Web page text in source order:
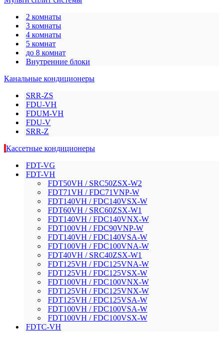
2 комнаты
3 комнаты
4 комнаты
5 комнат
до 8 комнат
Внутренние блоки
Канальные кондиционеры
SRR-ZS
FDU-VH
FDUM-VH
FDU-V
SRR-Z
Кассетные кондиционеры
FDT-VG
FDT-VH
FDT50VH / SRC50ZSX-W2
FDT71VH / FDC71VNP-W
FDT140VH / FDC140VSX-W
FDT60VH / SRC60ZSX-W1
FDT140VH / FDC140VNX-W
FDT100VH / FDC90VNP-W
FDT140VH / FDC140VSA-W
FDT100VH / FDC100VNA-W
FDT40VH / SRC40ZSX-W1
FDT125VH / FDC125VNA-W
FDT125VH / FDC125VSX-W
FDT100VH / FDC100VNX-W
FDT125VH / FDC125VNX-W
FDT125VH / FDC125VSA-W
FDT100VH / FDC100VSA-W
FDT100VH / FDC100VSX-W
FDTC-VH